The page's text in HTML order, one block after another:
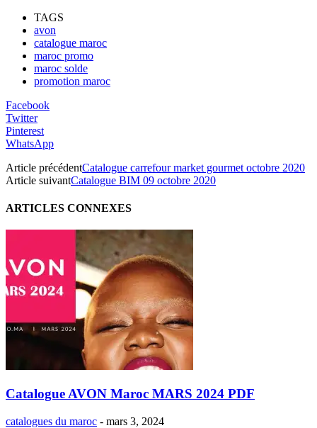
TAGS
avon
catalogue maroc
maroc promo
maroc solde
promotion maroc
Facebook
Twitter
Pinterest
WhatsApp
Article précédentCatalogue carrefour market gourmet octobre 2020
Article suivantCatalogue BIM 09 octobre 2020
ARTICLES CONNEXES
Catalogue AVON Maroc MARS 2024 PDF
catalogues du maroc - mars 3, 2024